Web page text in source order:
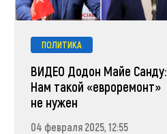
ПОЛИТИКА
ВИДЕО Додон Майе Санду:
Нам такой «евроремонт»
не нужен
04 февраля 2025, 12:55